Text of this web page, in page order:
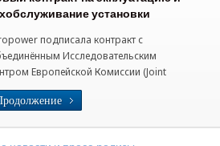
установки
подписала контракт с
Исследовательским
Европейской Комиссии (Joint
Centre European Commision), на
и техобслуживание установки